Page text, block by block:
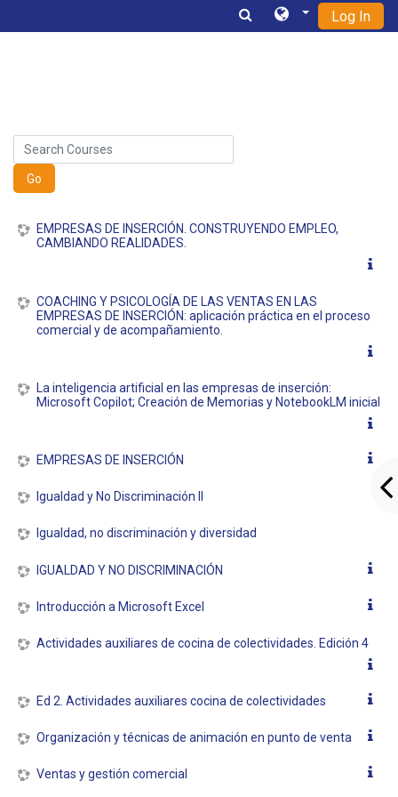
Log In
Search Courses
Go
EMPRESAS DE INSERCIÓN. CONSTRUYENDO EMPLEO,
CAMBIANDO REALIDADES.
COACHING Y PSICOLOGÍA DE LAS VENTAS EN LAS
EMPRESAS DE INSERCIÓN: aplicación práctica en el proceso
comercial y de acompañamiento.
La inteligencia artificial en las empresas de inserción:
Microsoft Copilot; Creación de Memorias y NotebookLM inicial
EMPRESAS DE INSERCIÓN
Igualdad y No Discriminación II
Igualdad, no discriminación y diversidad
IGUALDAD Y NO DISCRIMINACIÓN
Introducción a Microsoft Excel
Actividades auxiliares de cocina de colectividades. Edición 4
Ed 2. Actividades auxiliares cocina de colectividades
Organización y técnicas de animación en punto de venta
Ventas y gestión comercial